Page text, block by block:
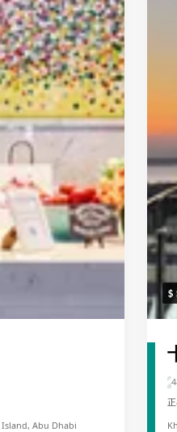
Island, Abu Dhabi